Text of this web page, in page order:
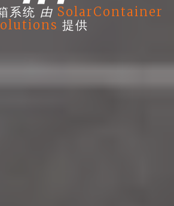
系统 由 SolarContainer
提供